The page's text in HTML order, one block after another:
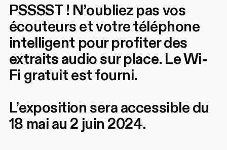
PSSSST ! N’oubliez pas vos
écouteurs et votre téléphone
intelligent pour profiter des
extraits audio sur place. Le Wi-
Fi gratuit est fourni.
L’exposition sera accessible du
18 mai au 2 juin 2024.